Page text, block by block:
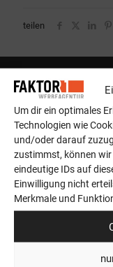
Um dir ein optimales
Technologien wie
und/oder darauf
zustimmst, können
eindeutige IDs auf
Einwilligung nicht
Merkmale und
teilen